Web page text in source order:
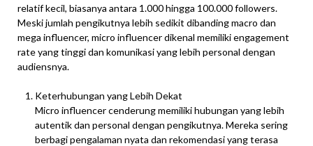
relatif kecil, biasanya antara 1.000 hingga 100.000 followers.
Meski jumlah pengikutnya lebih sedikit dibanding macro dan
mega influencer, micro influencer dikenal memiliki engagement
rate yang tinggi dan komunikasi yang lebih personal dengan
audiensnya.
Keterhubungan yang Lebih Dekat
Micro influencer cenderung memiliki hubungan yang lebih
autentik dan personal dengan pengikutnya. Mereka sering
berbagi pengalaman nyata dan rekomendasi yang terasa